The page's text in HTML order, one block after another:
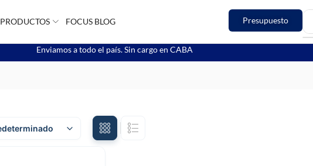
PRODUCTOS FOCUS BLOG Presupuesto
Enviamos a todo el país. Sin cargo en CABA